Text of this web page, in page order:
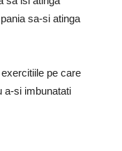
sa-si atinga
pe care
a-si imbunatati